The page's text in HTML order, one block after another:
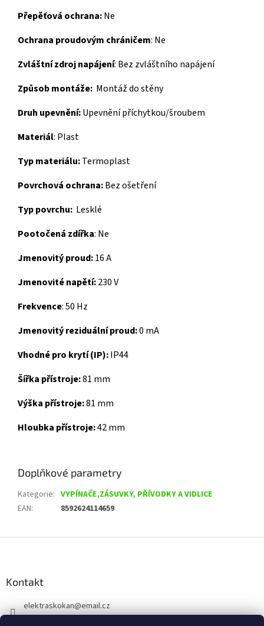
Přepěťová ochrana:Ne
Ochrana proudovým chráničem: Ne
Zvláštní zdroj napájení: Bez zvláštního napájení
Způsob montáže: Montáž do stěny
Druh upevnění:Upevnění příchytkou/šroubem
Materiál: Plast
Typ materiálu:Termoplast
Povrchová ochrana:Bez ošetření
Typ povrchu: Lesklé
Pootočená zdířka: Ne
Jmenovitý proud:16 A
Jmenovité napětí:230 V
Frekvence:50 Hz
Jmenovitý reziduální proud:0 mA
Vhodné pro krytí (IP):IP44
Šířka přístroje:81 mm
Výška přístroje:81 mm
Hloubka přístroje:42 mm
Doplňkové parametry
Kategorie: VYPÍNAČE,ZÁSUVKY, PŘÍVODKY A VIDLICE
EAN: 8592624114659
Kontakt
elektraskokan@email.cz